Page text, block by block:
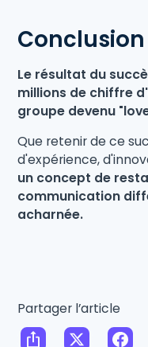
Conclusion
Le résultat du
millions de chiffre
groupe devenu
Que retenir de ce
d'expérience,
un concept de
communication
acharnée.
Partager l’article